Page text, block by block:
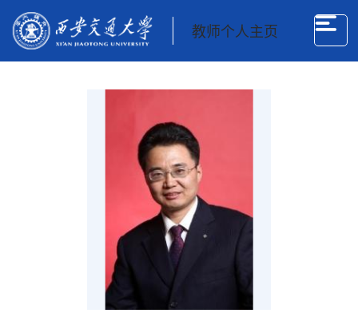
教师个人主页